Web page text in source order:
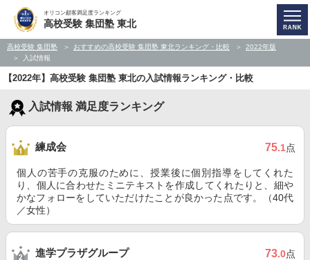
オリコン顧客満足度ランキング
高校受験 集団塾 東北
高校受験 集団塾 おすすめの高校受験 集団塾 東北ランキング・比較
2022年版
入試情報
【2022年】高校受験 集団塾 東北の入試情報ランキング・比較
入試情報 満足度ランキング
練成会 75.1点
個人の苦手の克服のために、授業後に個別指導をしてくれた
り、個人に合わせたミニテキストを作成してくれたりと、細や
かなフォローをしていただけたことが良かった点です。（40代
／女性）
進学プラザグループ 73.0点